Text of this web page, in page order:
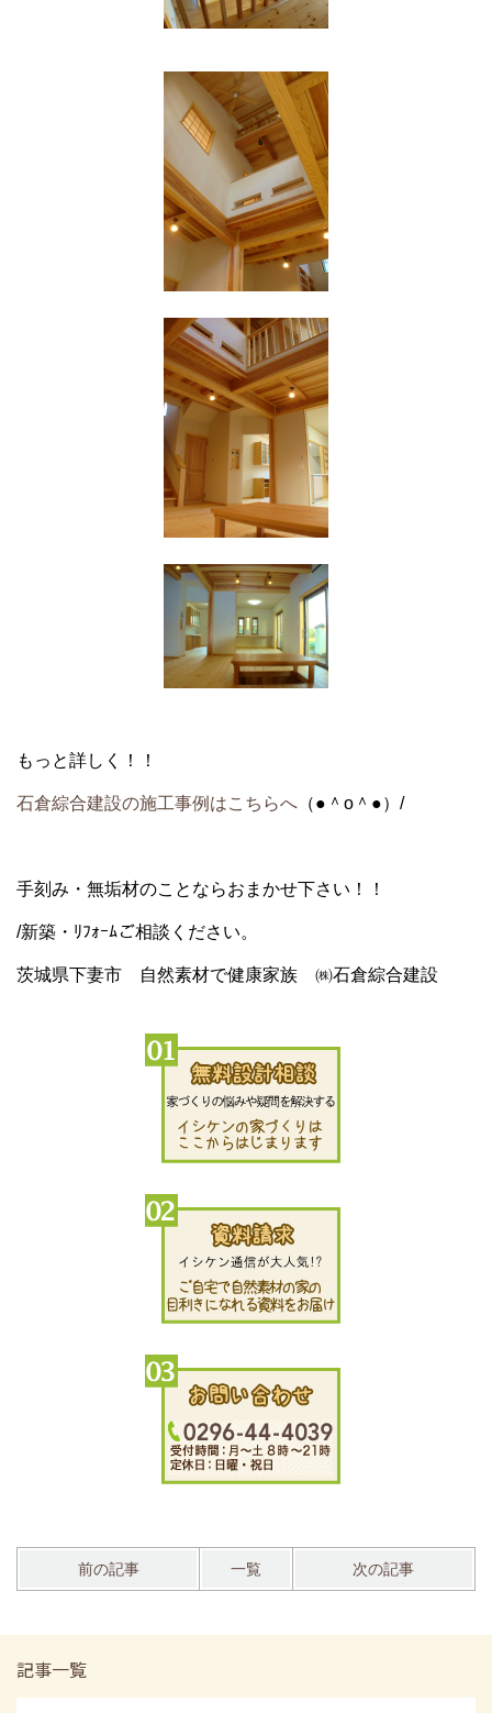
もっと詳しく！！
石倉綜合建設の施工事例はこちらへ （●＾o＾●）/
手刻み・無垢材のことならおまかせ下さい！！
/新築・ﾘﾌｫｰﾑご相談ください。
茨城県下妻市 自然素材で健康家族 ㈱石倉綜合建設
前の記事 一覧 次の記事
記事一覧